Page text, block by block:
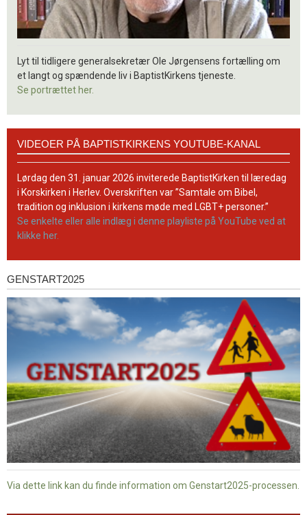
Lyt til tidligere generalsekretær Ole Jørgensens fortælling om
et langt og spændende liv i BaptistKirkens tjeneste.
Se portrættet her.
BaptistKirkens
YouTube-
kanal
VIDEOER PÅ BAPTISTKIRKENS YOUTUBE-KANAL
Lørdag den 31. januar 2026 inviterede BaptistKirken til læredag
i Korskirken i Herlev. Overskriften var ”Samtale om Bibel,
tradition og inklusion i kirkens møde med LGBT+ personer.”
Se enkelte eller alle indlæg i denne playliste på YouTube ved at
klikke her.
Genstart2025
GENSTART2025
Via dette link kan du finde information om Genstart2025-processen.